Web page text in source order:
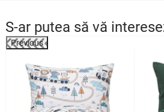
S-ar putea să vă
Previous